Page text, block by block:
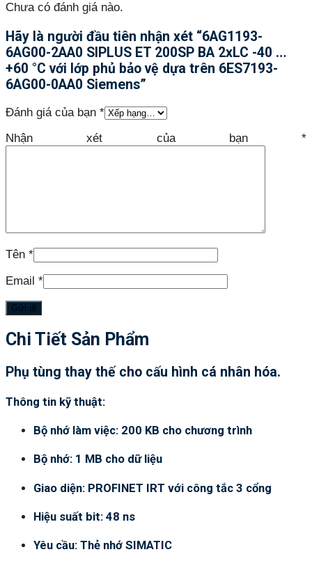
Chưa có đánh giá nào.
Hãy là người đầu tiên nhận xét “6AG1193-
6AG00-2AA0 SIPLUS ET 200SP BA 2xLC -40 …
+60 °C với lớp phủ bảo vệ dựa trên 6ES7193-
6AG00-0AA0 Siemens”
Đánh giá của bạn *
Nhận xét của bạn *
Tên *
Email *
Chi Tiết Sản Phẩm
Phụ tùng thay thế cho cấu hình cá nhân hóa.
Thông tin kỹ thuật:
Bộ nhớ làm việc: 200 KB cho chương trình
Bộ nhớ: 1 MB cho dữ liệu
Giao diện: PROFINET IRT với công tắc 3 cổng
Hiệu suất bit: 48 ns
Yêu cầu: Thẻ nhớ SIMATIC